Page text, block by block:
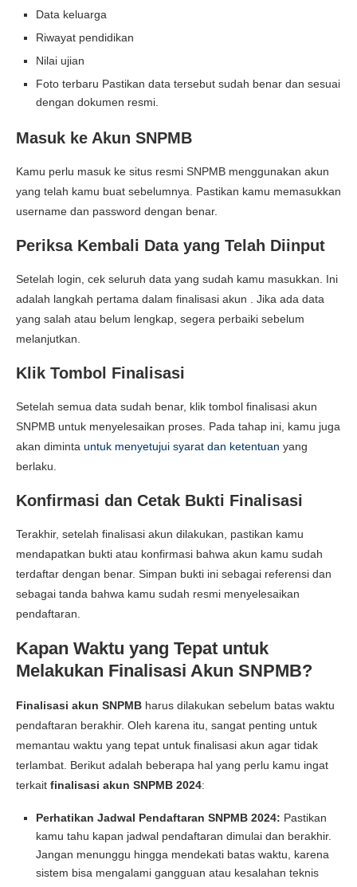
Data keluarga
Riwayat pendidikan
Nilai ujian
Foto terbaru Pastikan data tersebut sudah benar dan sesuai
dengan dokumen resmi.
Masuk ke Akun SNPMB
Kamu perlu masuk ke situs resmi SNPMB menggunakan akun
yang telah kamu buat sebelumnya. Pastikan kamu memasukkan
username dan password dengan benar.
Periksa Kembali Data yang Telah Diinput
Setelah login, cek seluruh data yang sudah kamu masukkan. Ini
adalah langkah pertama dalam finalisasi akun
. Jika ada data
yang salah atau belum lengkap, segera perbaiki sebelum
melanjutkan.
Klik Tombol Finalisasi
Setelah semua data sudah benar, klik tombol finalisasi akun
SNPMB untuk menyelesaikan proses. Pada tahap ini, kamu juga
akan diminta untuk menyetujui syarat dan ketentuan yang
berlaku.
Konfirmasi dan Cetak Bukti Finalisasi
Terakhir, setelah finalisasi akun dilakukan, pastikan kamu
mendapatkan bukti atau konfirmasi bahwa akun kamu sudah
terdaftar dengan benar. Simpan bukti ini sebagai referensi dan
sebagai tanda bahwa kamu sudah resmi menyelesaikan
pendaftaran.
Kapan Waktu yang Tepat untuk
Melakukan Finalisasi Akun SNPMB?
Finalisasi akun SNPMB harus dilakukan sebelum batas waktu
pendaftaran berakhir. Oleh karena itu, sangat penting untuk
memantau waktu yang tepat untuk finalisasi akun agar tidak
terlambat. Berikut adalah beberapa hal yang perlu kamu ingat
terkait finalisasi akun SNPMB 2024:
Perhatikan Jadwal Pendaftaran SNPMB 2024: Pastikan
kamu tahu kapan jadwal pendaftaran dimulai dan berakhir.
Jangan menunggu hingga mendekati batas waktu, karena
sistem bisa mengalami gangguan atau kesalahan teknis